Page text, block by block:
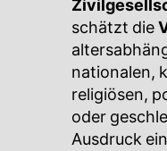
schätzt die
nationalen,
religiösen,
oder
Ausdruck